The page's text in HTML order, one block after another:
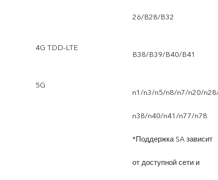
26/B28/B32
4G TDD-LTE
B38/B39/B40/B41
5G
n1/n3/n5/n8/n7/n20/
n38/n40/n41/n77/n78
*Поддержка SA зависит
от доступной сети и